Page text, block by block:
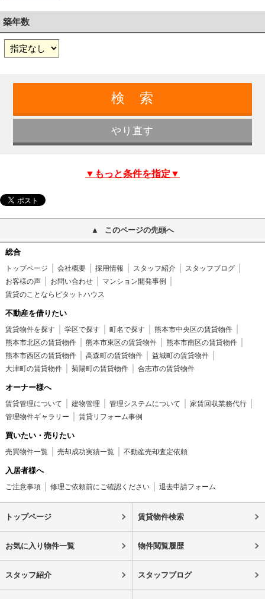
築年数
▼もっと条件を指定▼
このページの先頭へ
総合
トップページ 会社概要 採用情報 スタッフ紹介
スタッフブログ
お客様の声
お問い合わせ
マンション開発事例
賃貸のことならピタットハウス
不動産を借りたい
賃貸物件を探す 学区で探す 町名で探す
熊本市中央区の賃貸物件
熊本市北区の賃貸物件
熊本市東区の賃貸物件
熊本市南区の賃貸物件
熊本市西区の賃貸物件
高森町の賃貸物件
益城町の賃貸物件
大津町の賃貸物件
菊陽町の賃貸物件 合志市の賃貸物件
オーナー様へ
賃貸管理について 建物管理 管理システムについて
家賃回収業務代行
管理物件ギャラリー
賃貸リフォーム事例
買いたい・売りたい
売買物件一覧 売却成功実績一覧 不動産売却査定依頼
入居者様へ
ご注意事項 修理ご依頼前にご確認ください 退去申請フォーム
トップページ 賃貸物件検索
お気に入り物件一覧 物件閲覧履歴
スタッフ紹介 スタッフブログ